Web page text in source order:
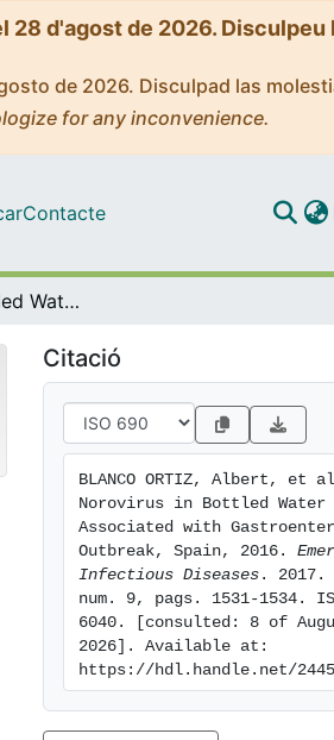
28 d'agost de 2026. Disculpeu
de 2026. Disculpad las
for any inconvenience.
Contacte
Norovirus in Bottled Water Associated with Gastroenteritis Outbreak, Spain, 2016
Citació
BLANCO ORTIZ, Albert, et
Norovirus in Bottled Water
Associated with
Outbreak, Spain, 2016.
Infectious Diseases . 2017.
num. 9, pags. 1531-1534.
6040. [consulted: 8 of
2026]. Available at:
https://hdl.handle.net/